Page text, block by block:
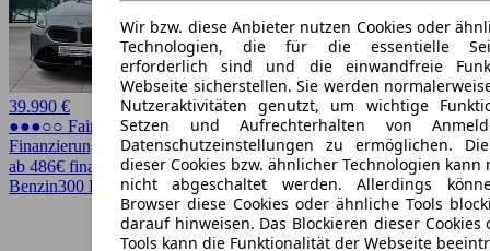
39.990 €
●●●○○ Fairer Preis
Finanzierung möglich
ab 486€ finanzieren ↗
Benzin300 PS (221 kW)15.850 kmEZ 07/2025Automatik4 Türen
Wir bzw. diese Anbieter nutzen Cookies oder
Technologien, die für die essentielle
erforderlich sind und die einwandfreie
Webseite sicherstellen. Sie werden
Nutzeraktivitäten genutzt, um wichtige
Setzen und Aufrechterhalten von
Datenschutzeinstellungen zu ermöglichen.
dieser Cookies bzw. ähnlicher Technologien kann
nicht abgeschaltet werden. Allerdings
Browser diese Cookies oder ähnliche Tools
darauf hinweisen. Das Blockieren dieser
Tools kann die Funktionalität der Webseite